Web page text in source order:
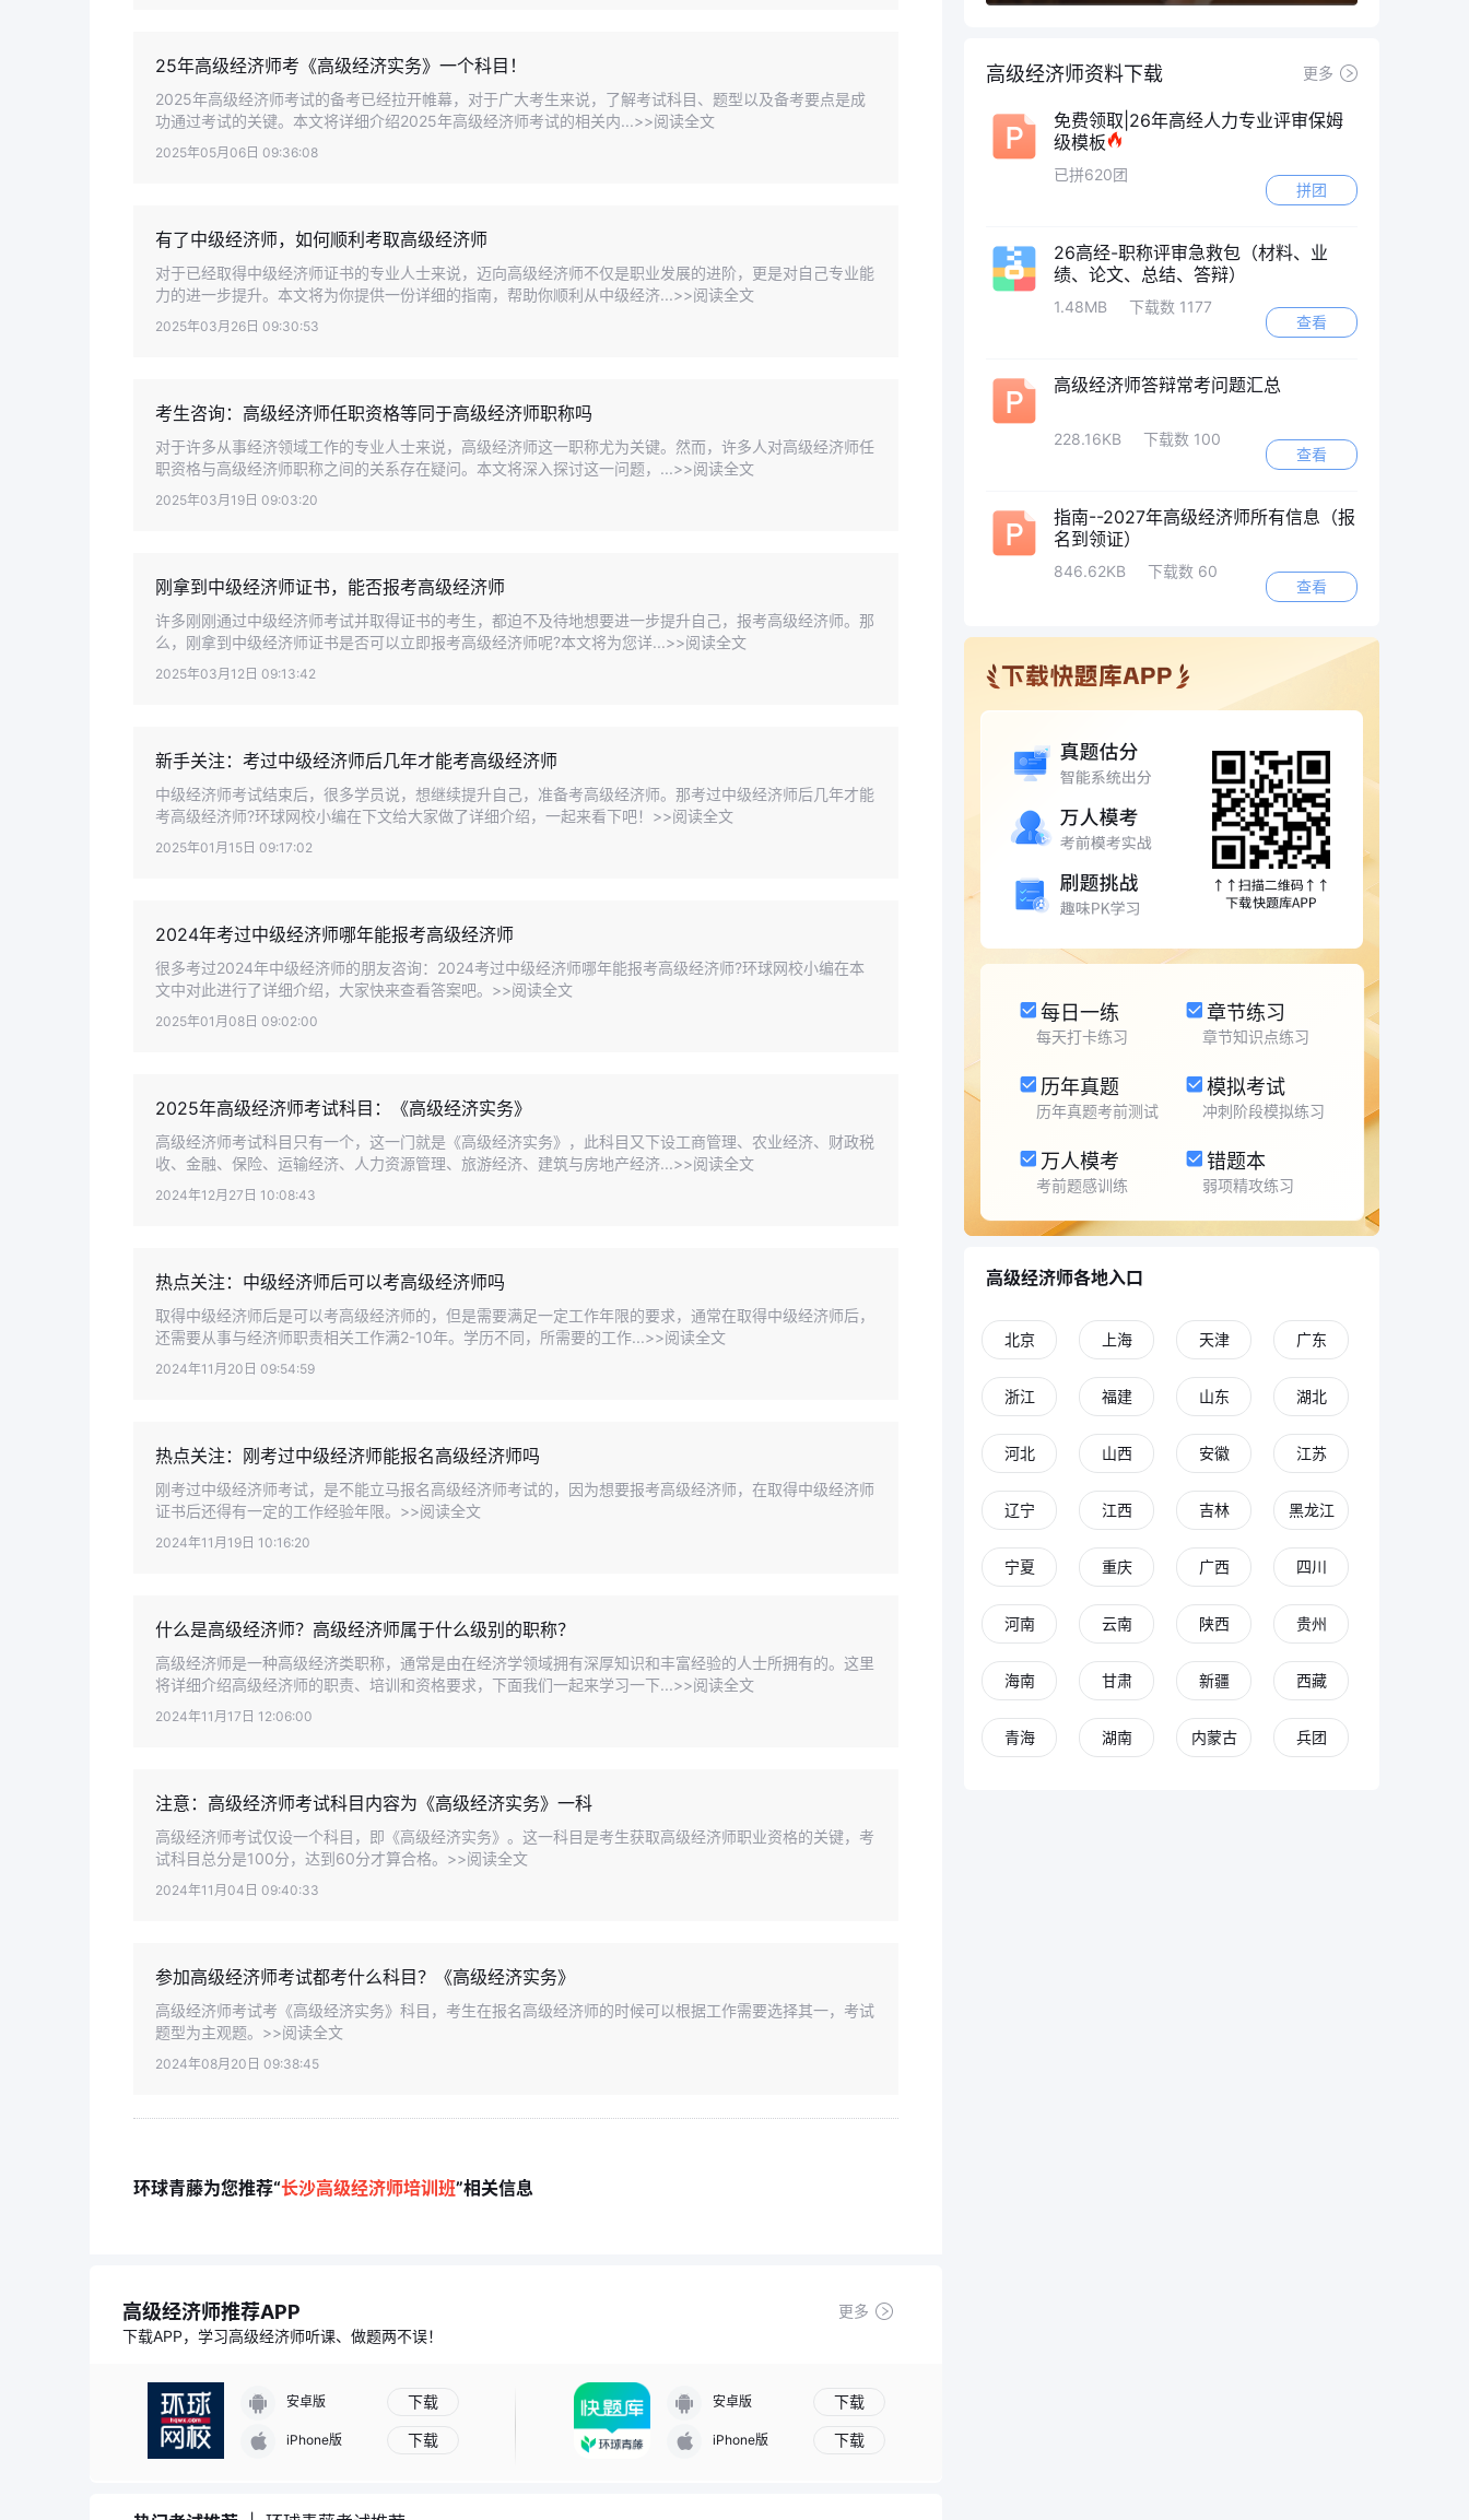
25年高级经济师考《高级经济实务》一个科目！
2025年高级经济师考试的备考已经拉开帷幕，对于广大考生来说，了解考试科目、题型以及备考要点是成
功通过考试的关键。本文将详细介绍2025年高级经济师考试的相关内...>>阅读全文
2025年05月06日 09:36:08
有了中级经济师，如何顺利考取高级经济师
对于已经取得中级经济师证书的专业人士来说，迈向高级经济师不仅是职业发展的进阶，更是对自己专业能
力的进一步提升。本文将为你提供一份详细的指南，帮助你顺利从中级经济...>>阅读全文
2025年03月26日 09:30:53
考生咨询：高级经济师任职资格等同于高级经济师职称吗
对于许多从事经济领域工作的专业人士来说，高级经济师这一职称尤为关键。然而，许多人对高级经济师任
职资格与高级经济师职称之间的关系存在疑问。本文将深入探讨这一问题，...>>阅读全文
2025年03月19日 09:03:20
刚拿到中级经济师证书，能否报考高级经济师
许多刚刚通过中级经济师考试并取得证书的考生，都迫不及待地想要进一步提升自己，报考高级经济师。那
么，刚拿到中级经济师证书是否可以立即报考高级经济师呢?本文将为您详...>>阅读全文
2025年03月12日 09:13:42
新手关注：考过中级经济师后几年才能考高级经济师
中级经济师考试结束后，很多学员说，想继续提升自己，准备考高级经济师。那考过中级经济师后几年才能
考高级经济师?环球网校小编在下文给大家做了详细介绍，一起来看下吧！>>阅读全文
2025年01月15日 09:17:02
2024年考过中级经济师哪年能报考高级经济师
很多考过2024年中级经济师的朋友咨询：2024考过中级经济师哪年能报考高级经济师?环球网校小编在本
文中对此进行了详细介绍，大家快来查看答案吧。>>阅读全文
2025年01月08日 09:02:00
2025年高级经济师考试科目：《高级经济实务》
高级经济师考试科目只有一个，这一门就是《高级经济实务》，此科目又下设工商管理、农业经济、财政税
收、金融、保险、运输经济、人力资源管理、旅游经济、建筑与房地产经济...>>阅读全文
2024年12月27日 10:08:43
热点关注：中级经济师后可以考高级经济师吗
取得中级经济师后是可以考高级经济师的，但是需要满足一定工作年限的要求，通常在取得中级经济师后，
还需要从事与经济师职责相关工作满2-10年。学历不同，所需要的工作...>>阅读全文
2024年11月20日 09:54:59
热点关注：刚考过中级经济师能报名高级经济师吗
刚考过中级经济师考试，是不能立马报名高级经济师考试的，因为想要报考高级经济师，在取得中级经济师
证书后还得有一定的工作经验年限。>>阅读全文
2024年11月19日 10:16:20
什么是高级经济师？高级经济师属于什么级别的职称？
高级经济师是一种高级经济类职称，通常是由在经济学领域拥有深厚知识和丰富经验的人士所拥有的。这里
将详细介绍高级经济师的职责、培训和资格要求，下面我们一起来学习一下...>>阅读全文
2024年11月17日 12:06:00
注意：高级经济师考试科目内容为《高级经济实务》一科
高级经济师考试仅设一个科目，即《高级经济实务》。这一科目是考生获取高级经济师职业资格的关键，考
试科目总分是100分，达到60分才算合格。>>阅读全文
2024年11月04日 09:40:33
参加高级经济师考试都考什么科目？《高级经济实务》
高级经济师考试考《高级经济实务》科目，考生在报名高级经济师的时候可以根据工作需要选择其一，考试
题型为主观题。>>阅读全文
2024年08月20日 09:38:45
环球青藤为您推荐“长沙高级经济师培训班”相关信息
高级经济师推荐APP
更多
下载APP，学习高级经济师听课、做题两不误！
安卓版 下载
iPhone版 下载
安卓版 下载
iPhone版 下载
高级经济师资料下载 更多
免费领取|26年高经人力专业评审保姆
级模板
已拼620团
拼团
26高经-职称评审急救包（材料、业
绩、论文、总结、答辩）
1.48MB
下载数 1177
查看
高级经济师答辩常考问题汇总
228.16KB
下载数 100
查看
指南--2027年高级经济师所有信息（报
名到领证）
846.62KB
下载数 60
查看
每日一练
每天打卡练习
章节练习
章节知识点练习
历年真题
历年真题考前测试
模拟考试
冲刺阶段模拟练习
万人模考
考前题感训练
错题本
弱项精攻练习
高级经济师各地入口
北京 上海 天津 广东
浙江 福建 山东 湖北
河北 山西 安徽 江苏
辽宁 江西 吉林 黑龙江
宁夏 重庆 广西 四川
河南 云南 陕西 贵州
海南 甘肃 新疆 西藏
青海 湖南 内蒙古 兵团